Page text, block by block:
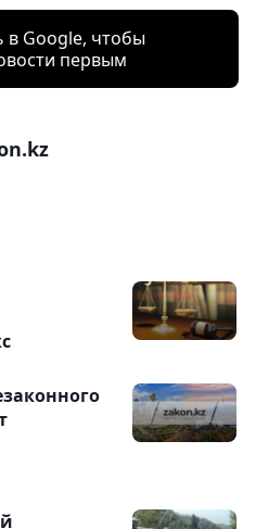
в Google, чтобы
первым